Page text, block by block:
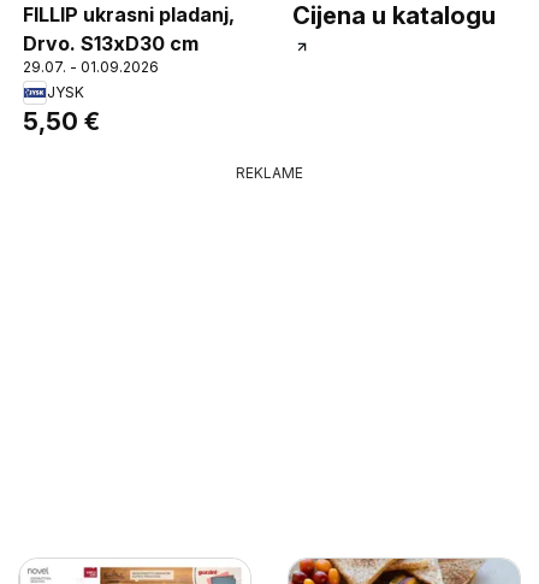
FILLIP ukrasni pladanj,
Drvo. S13xD30 cm
29.07. - 01.09.2026
JYSK
5,50 €
Cijena u katalogu
REKLAME